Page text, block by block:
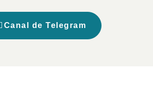
Canal de Telegram